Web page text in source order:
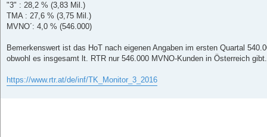
"3" : 28,2 % (3,83 Mil.)
TMA : 27,6 % (3,75 Mil.)
MVNO´: 4,0 % (546.000)
Bemerkenswert ist das HoT nach eigenen Angaben im ersten Quartal
obwohl es insgesamt lt. RTR nur 546.000 MVNO-Kunden in Österreich
https://www.rtr.at/de/inf/TK_Monitor_3_2016